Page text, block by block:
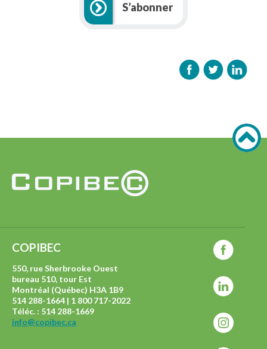
S’abonner
COPIBEC
550, rue Sherbrooke Ouest
bureau 510, tour Est
Montréal (Québec) H3A 1B9
514 288-1664 | 1 800 717-2022
Téléc. : 514 288-1669
info@copibec.ca